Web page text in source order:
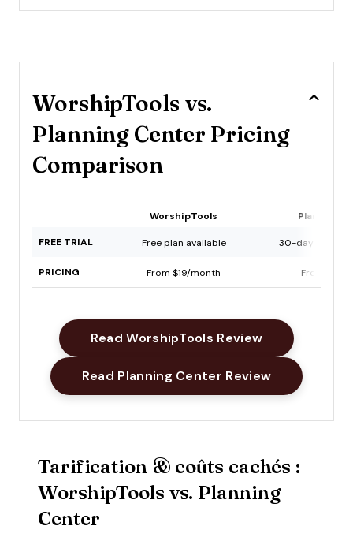
WorshipTools vs.
Planning Center Pricing
Comparison
WorshipTools Planning
FREE TRIAL Free plan available 30-day free
PRICING From $19/month From $15/
Read WorshipTools ReviewOpens New
Read Planning Center ReviewOpens New
Tarification & coûts cachés :
WorshipTools vs. Planning
Center